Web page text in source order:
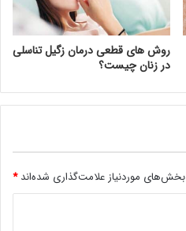
روش های قطعی درمان زگیل تناسلی
در زنان چیست؟
بخش‌های موردنیاز علامت‌گذاری شده‌اند*